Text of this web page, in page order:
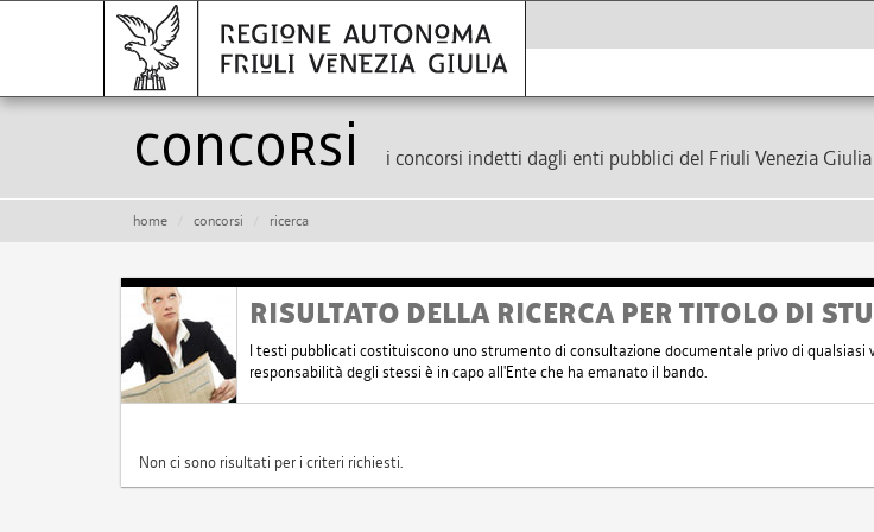
Concorsi i concorsi indetti dagli enti pubblici del Friuli Venezia Giulia
home concorsi ricerca
RISULTATO DELLA RICERCA PER TITOLO DI
I testi pubblicati costituiscono uno strumento di consultazione documentale privo di qualsiasi
responsabilità degli stessi è in capo all'Ente che ha emanato il bando.
Non ci sono risultati per i criteri richiesti.